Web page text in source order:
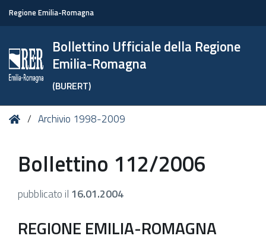
Regione Emilia-Romagna
Bollettino Ufficiale della Regione
Emilia-Romagna
(BURERT)
Tu HomeArchivio 1998-2009
Bollettino 112/2006
pubblicato il 16.01.2004
REGIONE EMILIA-ROMAGNA